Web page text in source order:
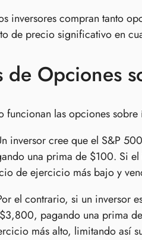
inversores compran tanto
de precio significativo en
de Opciones
funcionan las opciones
inversor cree que el S&P
una prima de $100. Si
de ejercicio más bajo y
el contrario, si un inversor
pagando una prima
más alto, limitando así